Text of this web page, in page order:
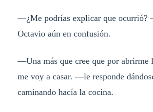
—¿Me podrías explicar que ocurrió?
Octavio aún en confusión.
—Una más que cree que por abrirme
me voy a casar. —le responde
caminando hacía la cocina.